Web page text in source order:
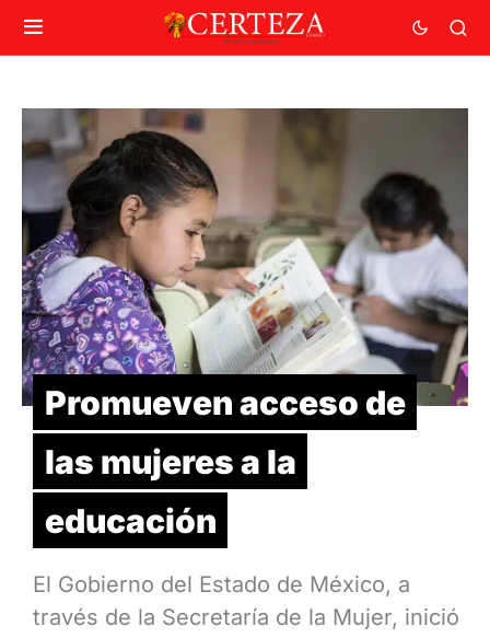
Promueven acceso de
las mujeres a la
educación
El Gobierno del Estado de México, a
través de la Secretaría de la Mujer, inició